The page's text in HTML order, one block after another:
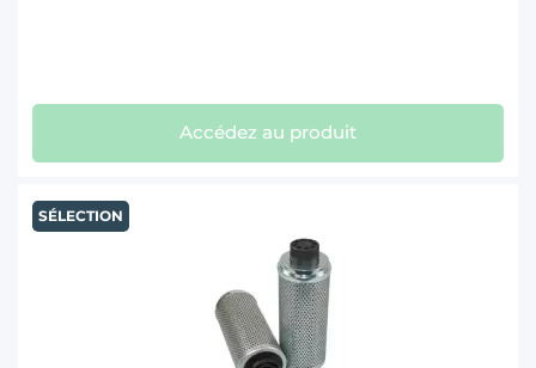
Accédez au produit
SÉLECTION